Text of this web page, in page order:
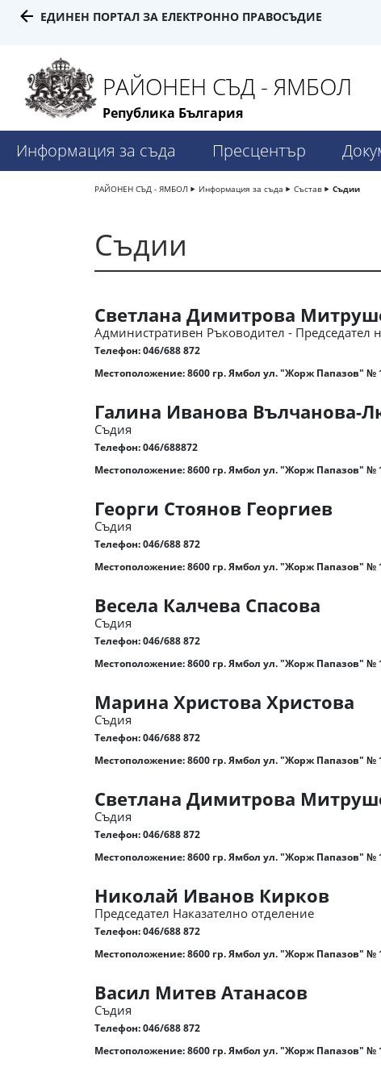
ЕДИНЕН ПОРТАЛ ЗА ЕЛЕКТРОННО ПРАВОСЪДИЕ
РАЙОНЕН СЪД - ЯМБОЛ
Република България
Информация за съда Пресцентър
РАЙОНЕН СЪД - ЯМБОЛ Информация за съда Състав Съдии
Съдии
Светлана Димитрова
Административен Ръководител - Председател
Телефон:046/688 872
Местоположение: 8600 гр. Ямбол ул. "Жорж Папазов" №
Галина Иванова Вълчанова-
Съдия
Телефон:046/688872
Местоположение: 8600 гр. Ямбол ул. "Жорж Папазов" №
Георги Стоянов Георгиев
Съдия
Телефон:046/688 872
Местоположение: 8600 гр. Ямбол ул. "Жорж Папазов" №
Весела Калчева Спасова
Съдия
Телефон:046/688 872
Местоположение: 8600 гр. Ямбол ул. "Жорж Папазов" №
Марина Христова Христова
Съдия
Телефон:046/688 872
Местоположение: 8600 гр. Ямбол ул. "Жорж Папазов" №
Светлана Димитрова
Съдия
Телефон:046/688 872
Местоположение: 8600 гр. Ямбол ул. "Жорж Папазов" №
Николай Иванов Кирков
Председател Наказателно отделение
Телефон:046/688 872
Местоположение: 8600 гр. Ямбол ул. "Жорж Папазов" №
Васил Митев Атанасов
Съдия
Телефон:046/688 872
Местоположение: 8600 гр. Ямбол ул. "Жорж Папазов" №